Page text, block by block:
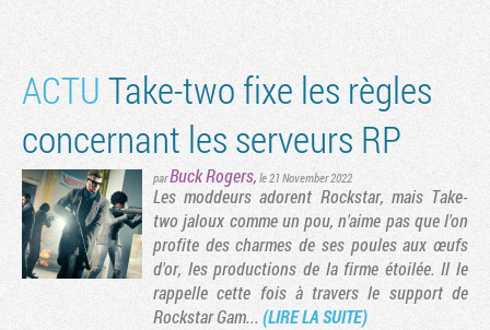
ACTU Take-two fixe les règles
concernant les serveurs RP
parBuck Rogers, le 21 November 2022
Les moddeurs adorent Rockstar, mais Take-
two jaloux comme un pou, n'aime pas que l'on
profite des charmes de ses poules aux œufs
d'or, les productions de la firme étoilée. Il le
rappelle cette fois à travers le support de
Rockstar Gam... (LIRE LA SUITE)
Tribune